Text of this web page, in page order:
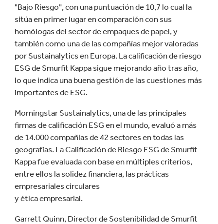
"Bajo Riesgo", con una puntuación de 10,7 lo cual la
sitúa en primer lugar en comparación con sus
homólogas del sector de empaques de papel, y
también como una de las compañías mejor valoradas
por Sustainalytics en Europa. La calificación de riesgo
ESG de Smurfit Kappa sigue mejorando año tras año,
lo que indica una buena gestión de las cuestiones más
importantes de ESG.
Morningstar Sustainalytics, una de las principales
firmas de calificación ESG en el mundo, evaluó a más
de 14.000 compañías de 42 sectores en todas las
geografías. La Calificación de Riesgo ESG de Smurfit
Kappa fue evaluada con base en múltiples criterios,
entre ellos la solidez financiera, las prácticas
empresariales circulares
y ética empresarial.
Garrett Quinn, Director de Sostenibilidad de Smurfit